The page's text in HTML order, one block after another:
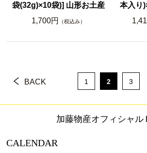
袋(32g)×10袋)] 山形お土産
1,700円
（税込み）
本入り
BACK 1 2 3
加藤物産オフィシャル
CALENDAR